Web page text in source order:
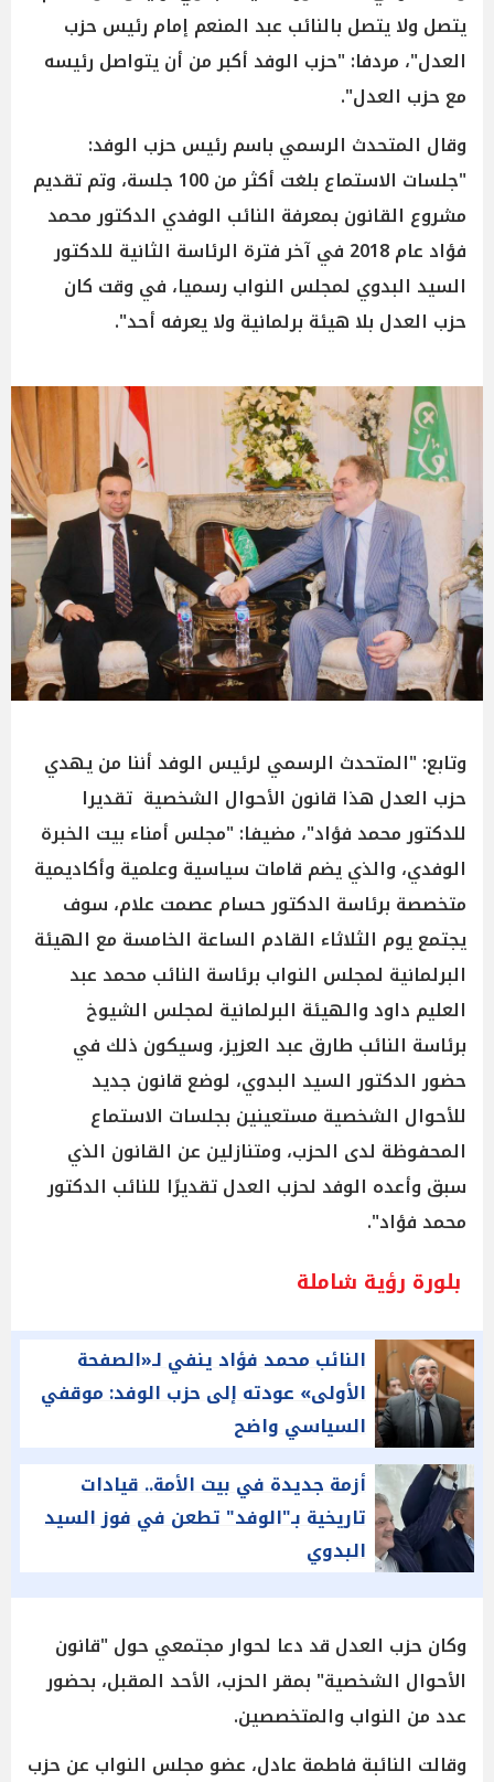
يتصل ولا يتصل بالنائب عبد المنعم إمام رئيس حزب
العدل"، مردفا: "حزب الوفد أكبر من أن يتواصل رئيسه
مع حزب العدل".
وقال المتحدث الرسمي باسم رئيس حزب الوفد:
"جلسات الاستماع بلغت أكثر من 100 جلسة، وتم تقديم
مشروع القانون بمعرفة النائب الوفدي الدكتور محمد
فؤاد عام 2018 في آخر فترة الرئاسة الثانية للدكتور
السيد البدوي لمجلس النواب رسميا، في وقت كان
حزب العدل بلا هيئة برلمانية ولا يعرفه أحد".
وتابع: "المتحدث الرسمي لرئيس الوفد أننا من يهدي
حزب العدل هذا قانون الأحوال الشخصية تقديرا
للدكتور محمد فؤاد"، مضيفا: "مجلس أمناء بيت الخبرة
الوفدي، والذي يضم قامات سياسية وعلمية وأكاديمية
متخصصة برئاسة الدكتور حسام عصمت علام، سوف
يجتمع يوم الثلاثاء القادم الساعة الخامسة مع الهيئة
البرلمانية لمجلس النواب برئاسة النائب محمد عبد
العليم داود والهيئة البرلمانية لمجلس الشيوخ
برئاسة النائب طارق عبد العزيز، وسيكون ذلك في
حضور الدكتور السيد البدوي، لوضع قانون جديد
للأحوال الشخصية مستعينين بجلسات الاستماع
المحفوظة لدى الحزب، ومتنازلين عن القانون الذي
سبق وأعده الوفد لحزب العدل تقديرًا للنائب الدكتور
محمد فؤاد".
بلورة رؤية شاملة
النائب محمد فؤاد ينفي لـ«الصفحة
الأولى» عودته إلى حزب الوفد: موقفي
السياسي واضح
أزمة جديدة في بيت الأمة.. قيادات
تاريخية بـ"الوفد" تطعن في فوز السيد
البدوي
وكان حزب العدل قد دعا لحوار مجتمعي حول "قانون
الأحوال الشخصية" بمقر الحزب، الأحد المقبل، بحضور
عدد من النواب والمتخصصين.
وقالت النائبة فاطمة عادل، عضو مجلس النواب عن حزب